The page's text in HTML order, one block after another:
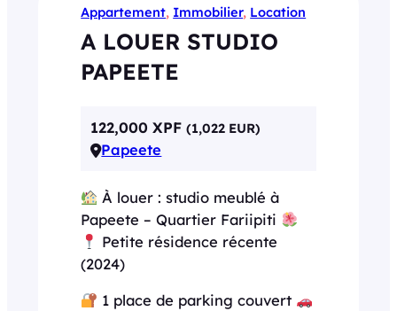
Appartement, Immobilier, Location
A LOUER STUDIO
PAPEETE
122,000 XPF(1,022 EUR)
Papeete
À louer : studio meublé à
Papeete – Quartier Fariipiti
Petite résidence récente
(2024)
1 place de parking couvert